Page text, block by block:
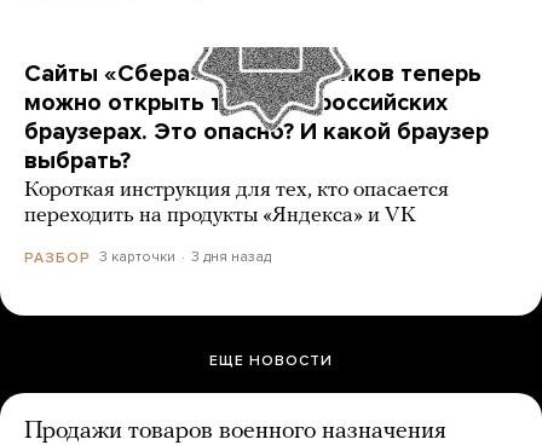
Сайты «Сбера» и других банков теперь
можно открыть только в российских
браузерах. Это опасно? И какой браузер
выбрать?
Короткая инструкция для тех, кто опасается
переходить на продукты «Яндекса» и VK
РАЗБОР 3 карточки 3 дня назад
ЕЩЕ НОВОСТИ
Продажи товаров военного назначения